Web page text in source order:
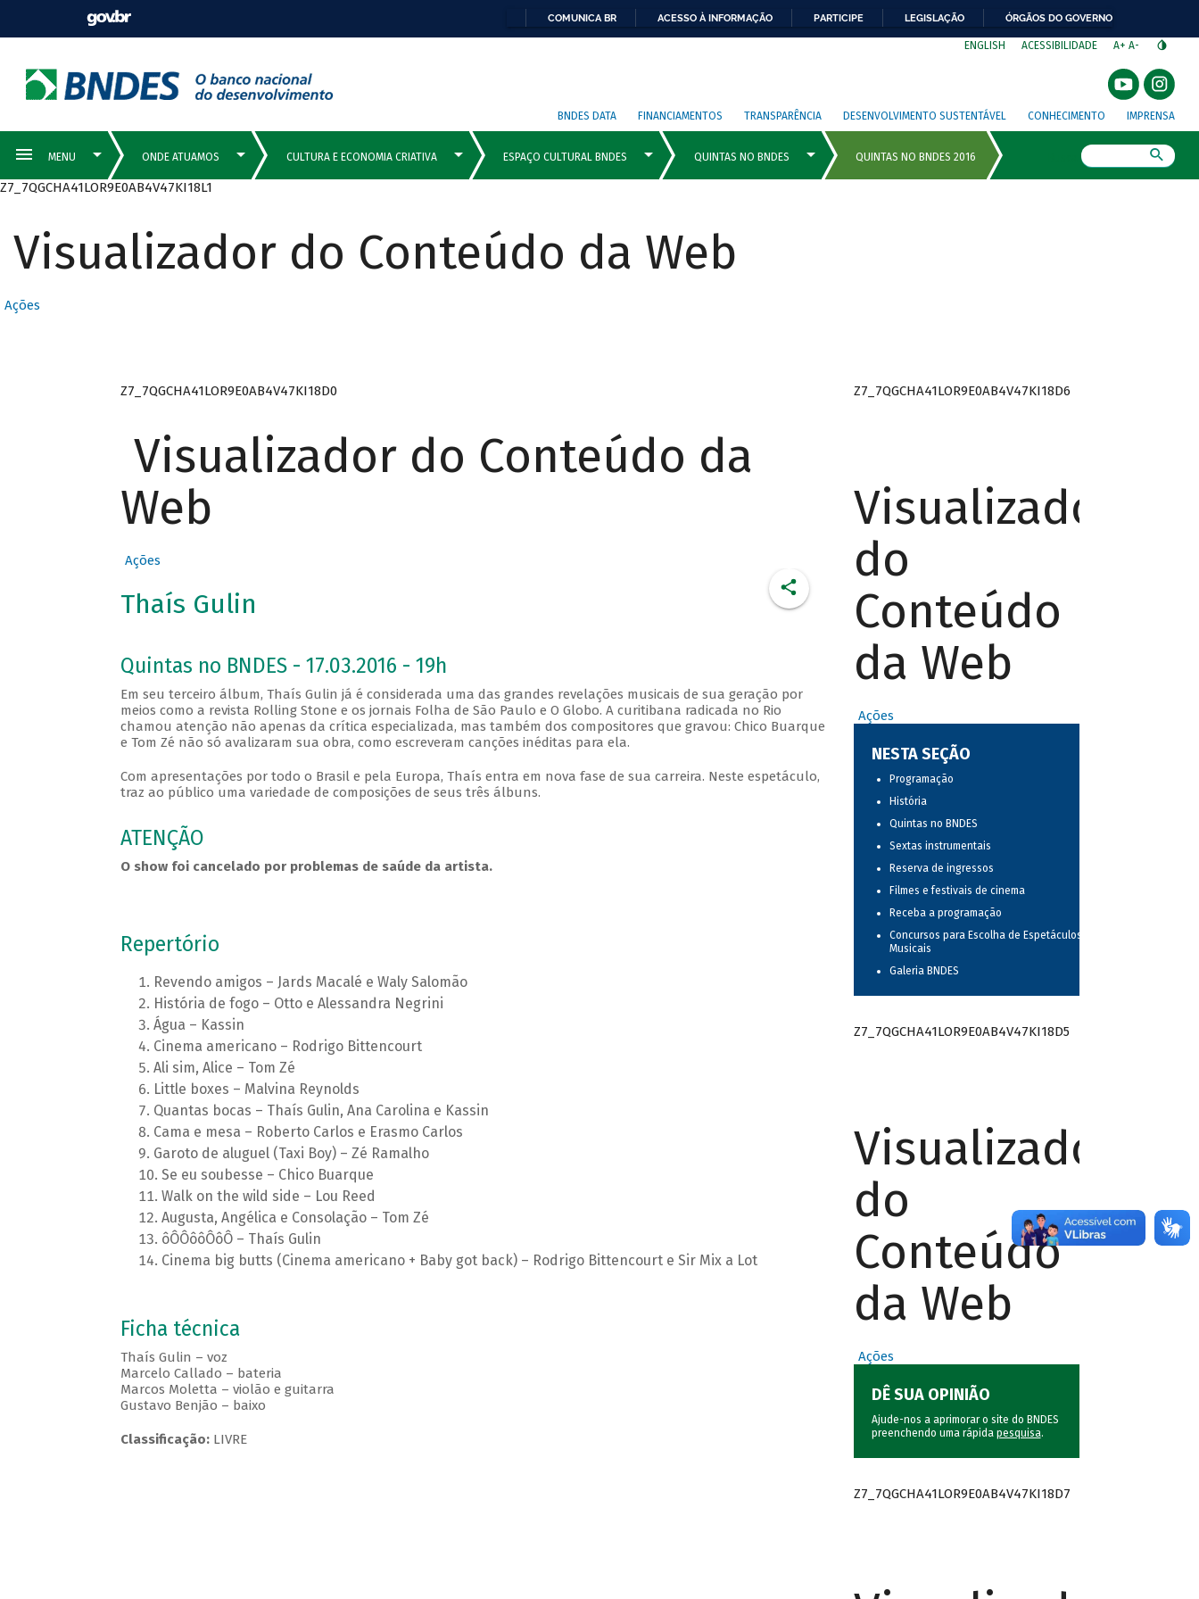
COMUNICA BR ACESSO À INFORMAÇÃO PARTICIPE LEGISLAÇÃO ÓRGÃOS DO GOVERNO
ENGLISH ACESSIBILIDADE A+ A-
BNDES DATA FINANCIAMENTOS TRANSPARÊNCIA DESENVOLVIMENTO SUSTENTÁVEL CONHECIMENTO IMPRENSA
Z7_7QGCHA41LOR9E0AB4V47KI18L1
Visualizador do Conteúdo da Web
Ações
Z7_7QGCHA41LOR9E0AB4V47KI18D0
Visualizador do Conteúdo da
Web
Ações
Thaís Gulin
Quintas no BNDES - 17.03.2016 - 19h
Em seu terceiro álbum, Thaís Gulin já é considerada uma das grandes revelações musicais de sua geração por
meios como a revista Rolling Stone e os jornais Folha de São Paulo e O Globo. A curitibana radicada no Rio
chamou atenção não apenas da crítica especializada, mas também dos compositores que gravou: Chico Buarque
e Tom Zé não só avalizaram sua obra, como escreveram canções inéditas para ela.
Com apresentações por todo o Brasil e pela Europa, Thaís entra em nova fase de sua carreira. Neste espetáculo,
traz ao público uma variedade de composições de seus três álbuns.
ATENÇÃO
O show foi cancelado por problemas de saúde da artista.
Repertório
Revendo amigos – Jards Macalé e Waly Salomão
História de fogo – Otto e Alessandra Negrini
Água – Kassin
Cinema americano – Rodrigo Bittencourt
Ali sim, Alice – Tom Zé
Little boxes – Malvina Reynolds
Quantas bocas – Thaís Gulin, Ana Carolina e Kassin
Cama e mesa – Roberto Carlos e Erasmo Carlos
Garoto de aluguel (Taxi Boy) – Zé Ramalho
Se eu soubesse – Chico Buarque
Walk on the wild side – Lou Reed
Augusta, Angélica e Consolação – Tom Zé
ôÔÔôôÔôÔ – Thaís Gulin
Cinema big butts (Cinema americano + Baby got back) – Rodrigo Bittencourt e Sir Mix a Lot
Ficha técnica
Thaís Gulin – voz
Marcelo Callado – bateria
Marcos Moletta – violão e guitarra
Gustavo Benjão – baixo
Classificação: LIVRE
Z7_7QGCHA41LOR9E0AB4V47KI18D6
Visualizador
do
Conteúdo
da Web
Ações
NESTA SEÇÃO
Programação
História
Quintas no BNDES
Sextas instrumentais
Reserva de ingressos
Filmes e festivais de cinema
Receba a programação
Concursos para Escolha de Espetáculos
Musicais
Galeria BNDES
Z7_7QGCHA41LOR9E0AB4V47KI18D5
Visualizador
do
Conteúdo
da Web
Ações
DÊ SUA OPINIÃO
Ajude-nos a aprimorar o site do BNDES
preenchendo uma rápida pesquisa.
Z7_7QGCHA41LOR9E0AB4V47KI18D7